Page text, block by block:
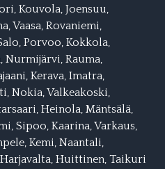
,Kouvola,Joensuu,
,Vaasa,Rovaniemi,
,Porvoo,Kokkola,
,Nurmijärvi,Rauma,
,Kerava,Imatra,
,Nokia,Valkeakoski,
,Heinola,Mäntsälä,
,Sipoo,Kaarina,Varkaus,
,Kemi,Naantali,
Harjavalta,Huittinen, Taikuri